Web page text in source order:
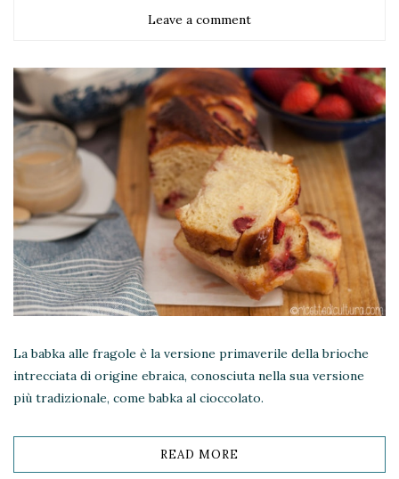
Leave a comment
La babka alle fragole è la versione primaverile della brioche
intrecciata di origine ebraica, conosciuta nella sua versione
più tradizionale, come babka al cioccolato.
READ MORE